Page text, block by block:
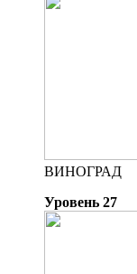
ВИНОГРАД
Уровень 27